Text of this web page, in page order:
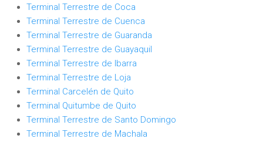
Terminal Terrestre de Coca
Terminal Terrestre de Cuenca
Terminal Terrestre de Guaranda
Terminal Terrestre de Guayaquil
Terminal Terrestre de Ibarra
Terminal Terrestre de Loja
Terminal Carcelén de Quito
Terminal Quitumbe de Quito
Terminal Terrestre de Santo Domingo
Terminal Terrestre de Machala